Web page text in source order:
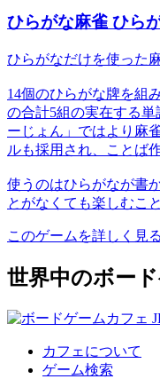
ひらがな麻雀 ひら
ひらがなだけを使った
14個のひらがな牌を組
の合計5組の実在する
ーじょん」ではより麻
ルも採用され、ことば
使うのはひらがなが書
とがなくても楽しむこ
このゲームを詳しく見る
世界中のボー
カフェについて
ゲーム検索